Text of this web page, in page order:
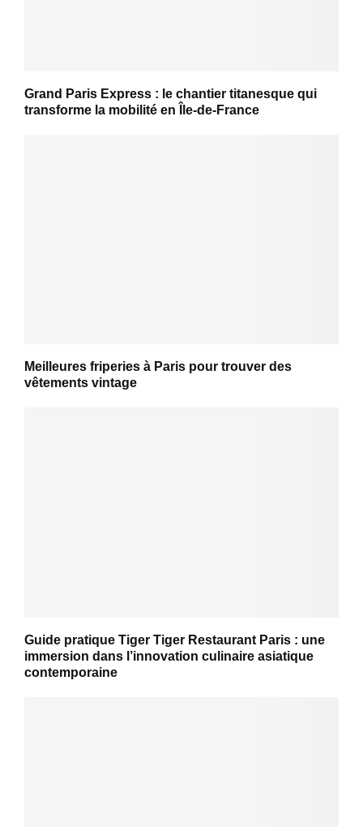
Grand Paris Express : le chantier titanesque qui
transforme la mobilité en Île-de-France
Meilleures friperies à Paris pour trouver des
vêtements vintage
Guide pratique Tiger Tiger Restaurant Paris : une
immersion dans l’innovation culinaire asiatique
contemporaine